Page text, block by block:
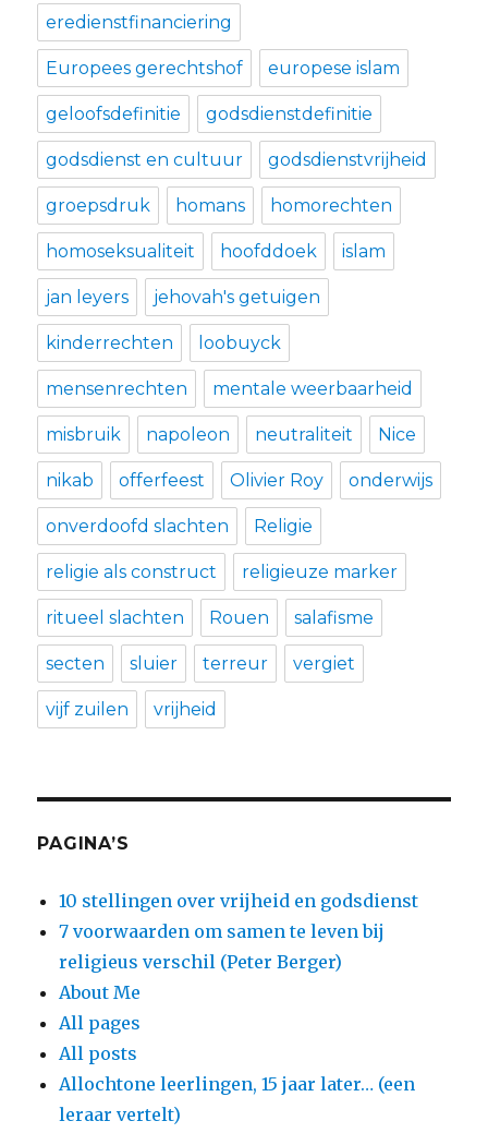
eredienstfinanciering
Europees gerechtshof europese islam
geloofsdefinitie godsdienstdefinitie
godsdienst en cultuur godsdienstvrijheid
groepsdruk homans homorechten
homoseksualiteit hoofddoek islam
jan leyers jehovah's getuigen
kinderrechten loobuyck
mensenrechten mentale weerbaarheid
misbruik napoleon neutraliteit Nice
nikab offerfeest Olivier Roy onderwijs
onverdoofd slachten Religie
religie als construct religieuze marker
ritueel slachten Rouen salafisme
secten sluier terreur vergiet
vijf zuilen vrijheid
PAGINA’S
10 stellingen over vrijheid en godsdienst
7 voorwaarden om samen te leven bij
religieus verschil (Peter Berger)
About Me
All pages
All posts
Allochtone leerlingen, 15 jaar later… (een
leraar vertelt)